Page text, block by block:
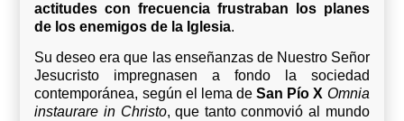
actitudes con frecuencia frustraban los planes
de los enemigos de la Iglesia.
Su deseo era que las enseñanzas de Nuestro Señor
Jesucristo impregnasen a fondo la sociedad
contemporánea, según el lema deSan Pío X Omnia
instaurare in Christo, que tanto conmovió al mundo